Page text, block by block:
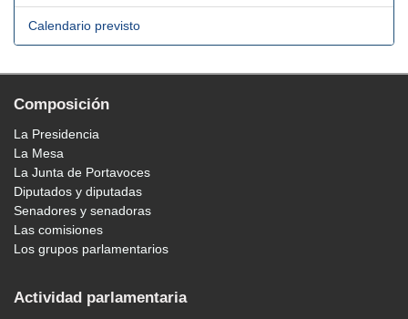
Calendario previsto
Composición
La Presidencia
La Mesa
La Junta de Portavoces
Diputados y diputadas
Senadores y senadoras
Las comisiones
Los grupos parlamentarios
Actividad parlamentaria